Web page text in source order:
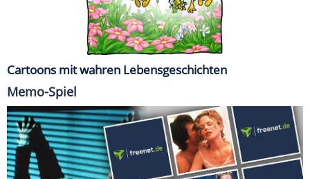
Cartoons mit wahren Lebensgeschichten
Memo-Spiel